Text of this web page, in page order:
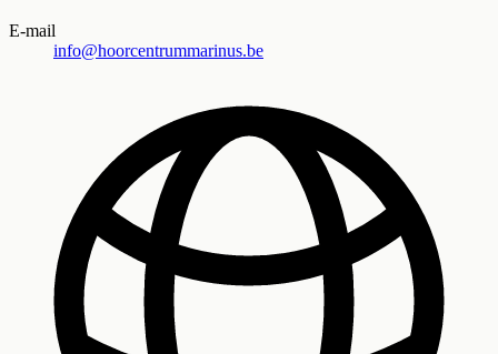
E-mail
info@hoorcentrummarinus.be